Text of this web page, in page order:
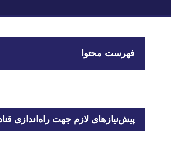
فهرست محتوا
پیش‌نیازهای لازم جهت راه‌اندازی